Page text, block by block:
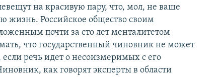
на красивую пару, что, мол, не ваше
жизнь. Российское общество своим
почти за сто лет менталитетом
что государственный чиновник не может
речь идет о несоизмеримых с его
как говорят эксперты в области